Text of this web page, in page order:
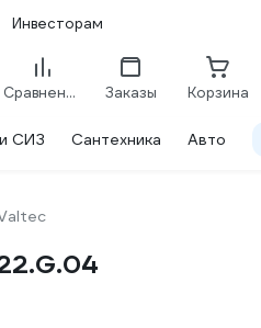
Инвесторам
Сравнение Заказы Корзина
СИЗ Сантехника Авто